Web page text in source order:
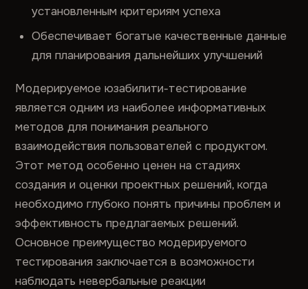
установленным критериям успеха
Обеспечивает богатые качественные данные
для планирования дальнейших улучшений
Модерируемое юзабилити-тестирование
является одним из наиболее информативных
методов для понимания реального
взаимодействия пользователей с продуктом.
Этот метод особенно ценен на стадиях
создания и оценки проектных решений, когда
необходимо глубоко понять причины проблем и
эффективность предлагаемых решений.
Основное преимущество модерируемого
тестирования заключается в возможности
наблюдать невербальные реакции